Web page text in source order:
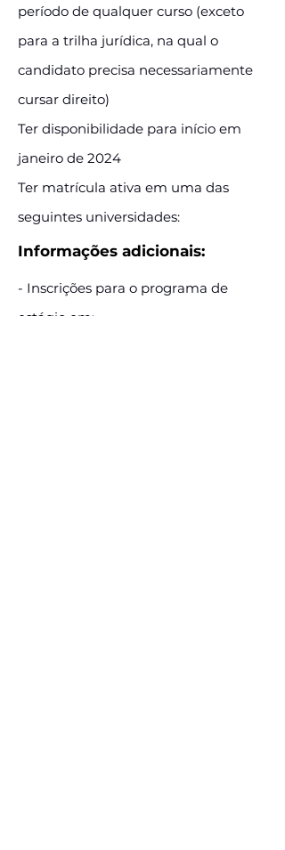
período de qualquer curso (exceto
para a trilha jurídica, na qual o
candidato precisa necessariamente
cursar direito)
Ter disponibilidade para início em
janeiro de 2024
Ter matrícula ativa em uma das
seguintes universidades:
Informações adicionais:
- Inscrições para o programa de
estágio em: